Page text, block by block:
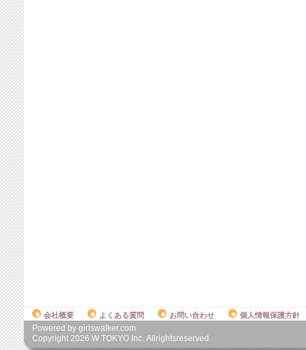
会社概要 よくある質問 お問い合わせ 個人情報保護方針
Powered by girlswalker.com
Copyright 2026 W TOKYO Inc. Allrightsreserved.